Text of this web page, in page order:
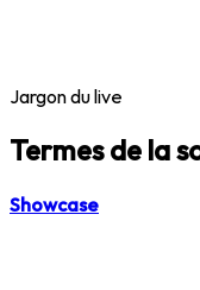
Jargon du live
Termes de la
Showcase